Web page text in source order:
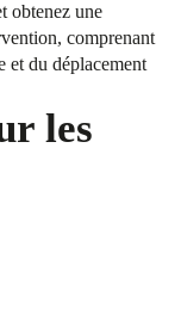
obtenez une
comprenant
et du déplacement
les